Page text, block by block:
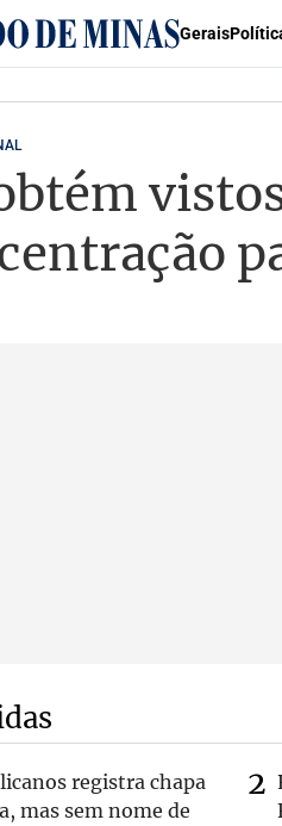
Gerais
registra chapa
mas sem nome de